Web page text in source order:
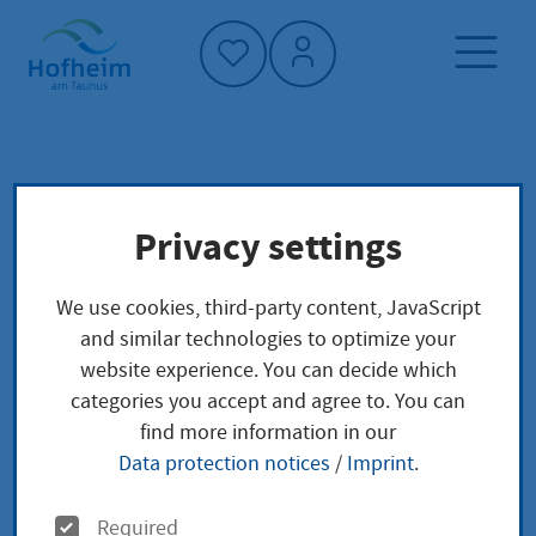
Home"
Besondere Meldepflicht in
Beherbergungsstätten Anmeldung
Besondere
Meldepflicht in
Beherbergungsstätten
Privacy settings
We use cookies, third-party content, JavaScript
and similar technologies to optimize your
website experience. You can decide which
categories you accept and agree to. You can
find more information in our
Data protection notices / Imprint.
O
Required